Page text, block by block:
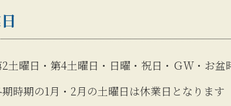
土曜日・第4土曜日・日曜・祝日・ＧＷ・お
時期の1月・2月の土曜日は休業日となります